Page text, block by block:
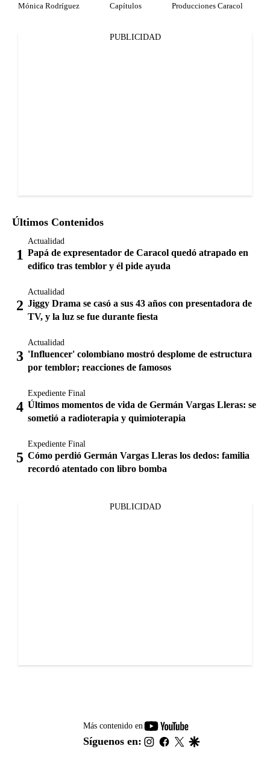
Mónica Rodríguez Capítulos Producciones Caracol
PUBLICIDAD
Últimos Contenidos
Actualidad
Papá de expresentador de Caracol quedó atrapado en
edifico tras temblor y él pide ayuda
Actualidad
Jiggy Drama se casó a sus 43 años con presentadora de
TV, y la luz se fue durante fiesta
Actualidad
'Influencer' colombiano mostró desplome de estructura
por temblor; reacciones de famosos
Expediente Final
Últimos momentos de vida de Germán Vargas Lleras: se
sometió a radioterapia y quimioterapia
Expediente Final
Cómo perdió Germán Vargas Lleras los dedos: familia
recordó atentado con libro bomba
PUBLICIDAD
Más contenido en
youtube-
footer
Síguenos en: instagram
facebook
twitter